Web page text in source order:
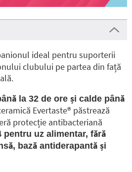
ideal pentru suporterii
clubului pe partea din față
la 32 de ore și calde până
Evertaste®️ păstrează
protecție antibacteriană
uz alimentar, fără
bază antiderapantă și